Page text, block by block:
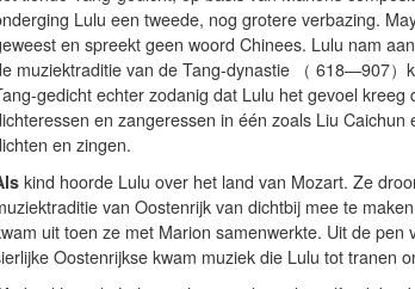
Lulu een tweede, nog grotere verbazing.
en spreekt geen woord Chinees. Lulu nam
muziektraditie van de Tang-dynastie （ 618—907）
gedicht echter zodanig dat Lulu het gevoel kreeg
en zangeressen in één zoals Liu Caichun
en zingen.
kind hoorde Lulu over het land van Mozart. Ze
van Oostenrijk van dichtbij mee te
uit toen ze met Marion samenwerkte. Uit de pen
Oostenrijkse kwam muziek die Lulu tot tranen